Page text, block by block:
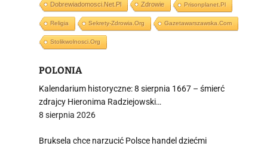
Dobrewiadomosci.net.pl Zdrowie Prisonplanet.pl
Religia Sekrety-Zdrowia.org Gazetawarszawska.com
Stolikwolnosci.org
POLONIA
Kalendarium historyczne: 8 sierpnia 1667 – śmierć
zdrajcy Hieronima Radziejowski…
8 sierpnia 2026
Bruksela chce narzucić Polsce handel dziećmi